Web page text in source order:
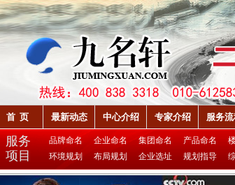
首 页 最新动态 中心介绍 专家介绍 服务
服务
项目
品牌命名 企业命名 集团命名 产品命名
环境规划
布局规划 企业选址 规划指导